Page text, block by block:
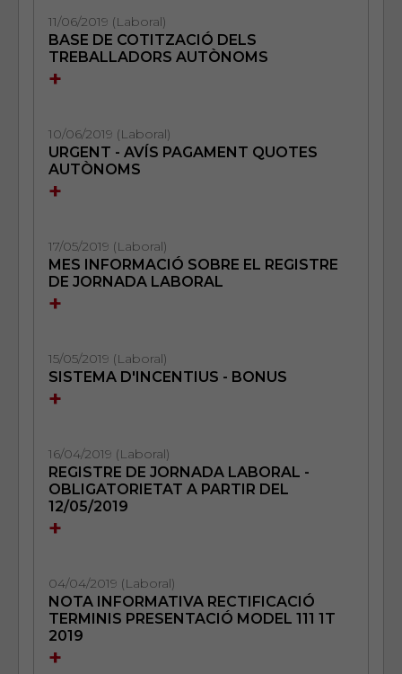
11/06/2019 (Laboral)
BASE DE COTITZACIÓ DELS
TREBALLADORS AUTÒNOMS
+
10/06/2019 (Laboral)
URGENT - AVÍS PAGAMENT QUOTES
AUTÒNOMS
+
17/05/2019 (Laboral)
MES INFORMACIÓ SOBRE EL REGISTRE
DE JORNADA LABORAL
+
15/05/2019 (Laboral)
SISTEMA D'INCENTIUS - BONUS
+
16/04/2019 (Laboral)
REGISTRE DE JORNADA LABORAL -
OBLIGATORIETAT A PARTIR DEL
12/05/2019
+
04/04/2019 (Laboral)
NOTA INFORMATIVA RECTIFICACIÓ
TERMINIS PRESENTACIÓ MODEL 111 1T
2019
+